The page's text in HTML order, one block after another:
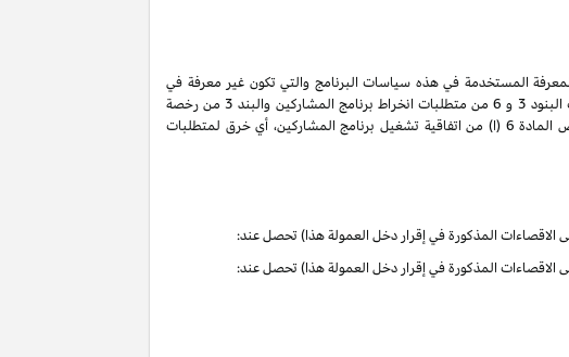
المستخدمة في هذه سياسات البرنامج والتي تكون غير معرفة في
سياسات البرنامج هذه تحمل التعاريف والمعاني الموجودة في اتفاقية تشغيل برنامج المشاركين. ان حقوق وواجبات الأطراف بموجب البنود 3 و 6 من متطلبات انخراط برنامج المشاركين والبند 3 من رخصة
الملكية الفكرية لبرنامج المشاركين لا تنتهي ولا تنطفئ بانتهاء اتفاقية تشغيل برنامج المشاركين. لتفادي الشك وبدون الحد من غرض المادة 6 (ا) من اتفاقية تشغيل برنامج المشاركين، أي خرق لمتطلبات